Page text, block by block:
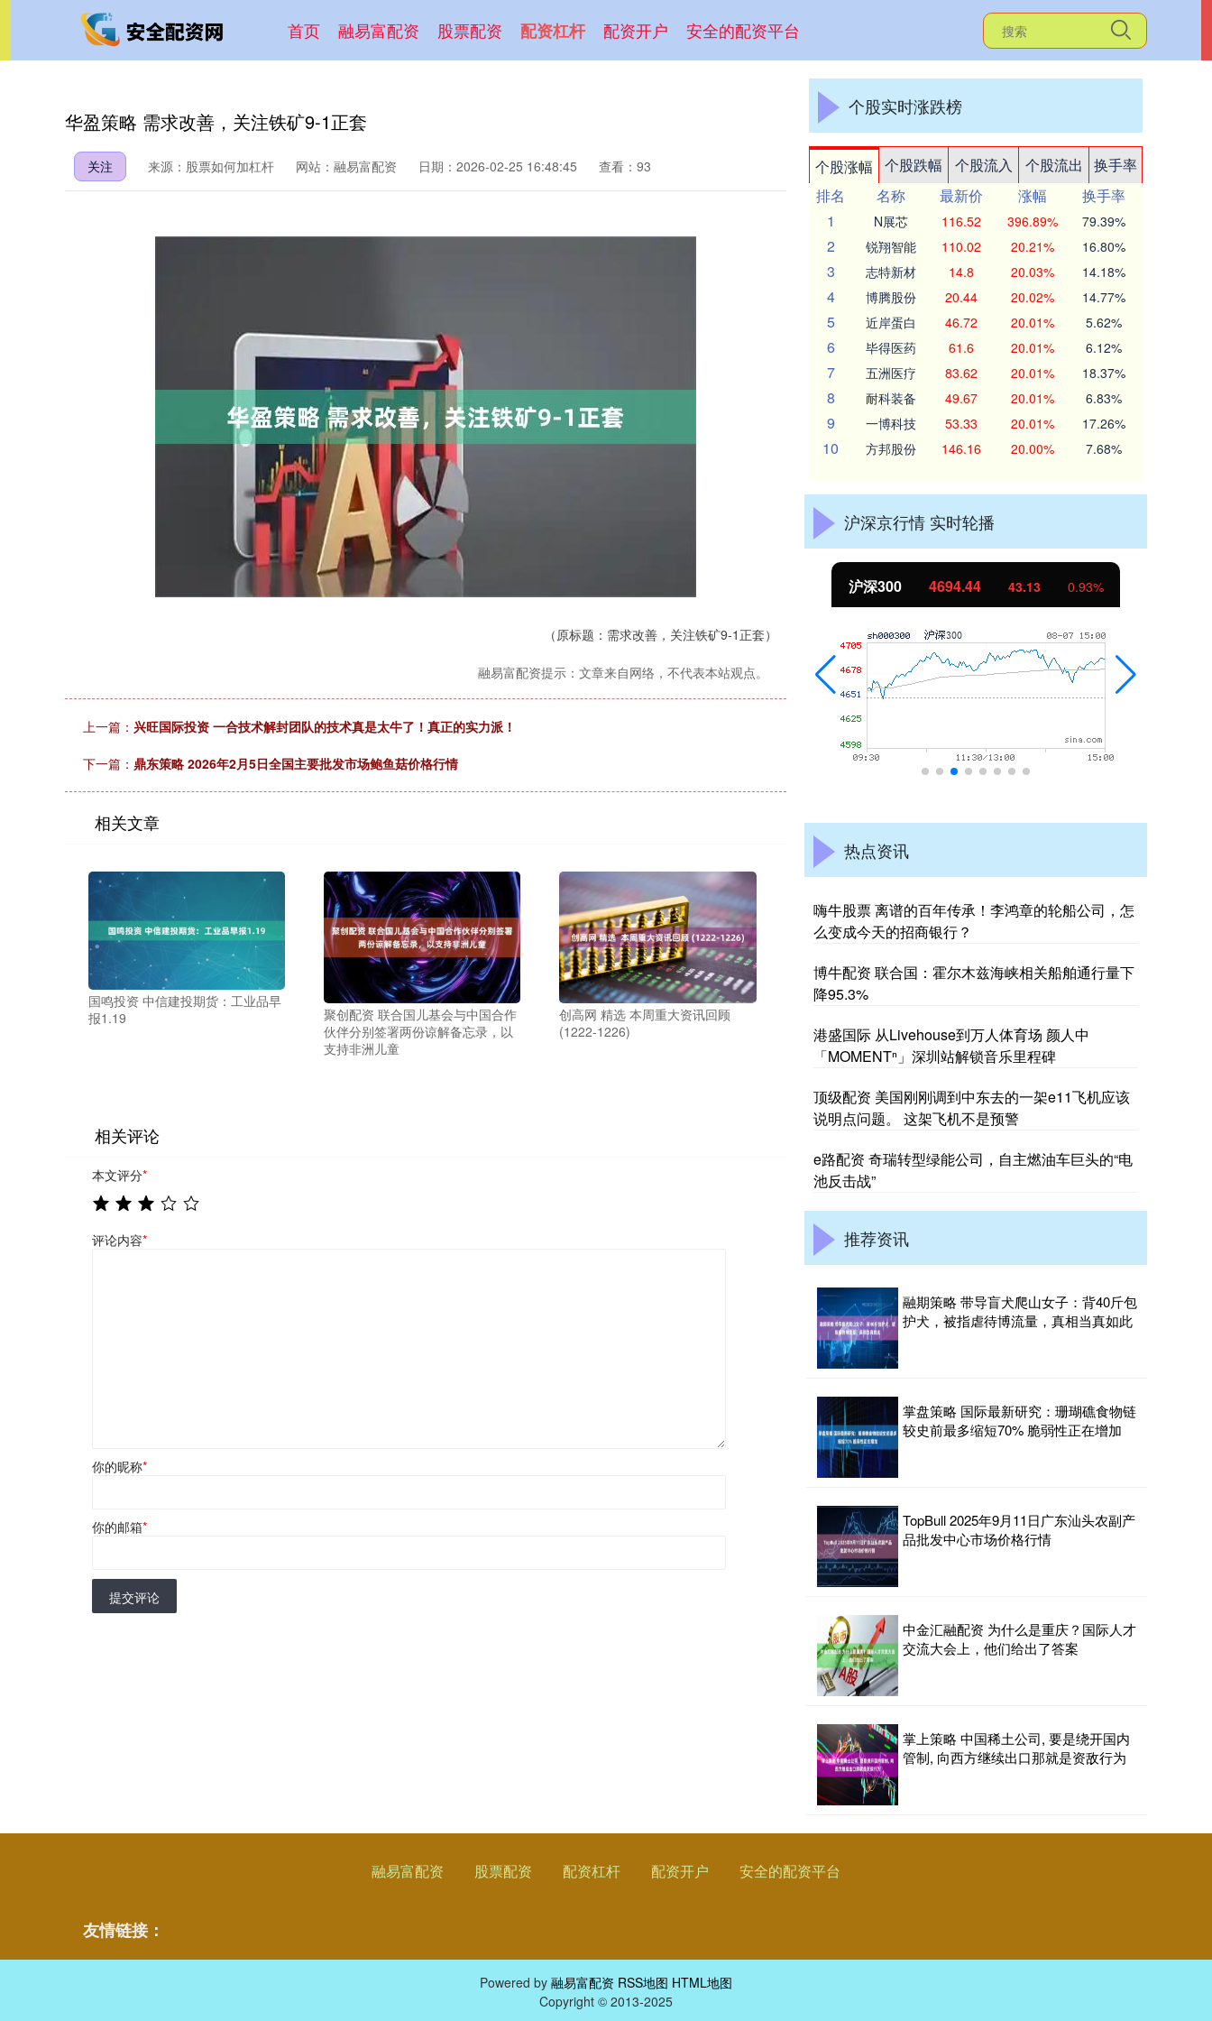
首页 融易富配资 股票配资 配资杠杆 配资开户 安全的配资平台
华盈策略 需求改善，关注铁矿9-1正套
关注 来源：股票如何加杠杆 网站：融易富配资 日期：2026-02-25 16:48:45 查看：93
（原标题：需求改善，关注铁矿9-1正套）
融易富配资提示：文章来自网络，不代表本站观点。
上一篇： 兴旺国际投资 一合技术解封团队的技术真是太牛了！真正的实力派！
下一篇： 鼎东策略 2026年2月5日全国主要批发市场鲍鱼菇价格行情
相关文章
国鸣投资 中信建投期货：工业品早
报1.19
聚创配资 联合国儿基会与中国合作
伙伴分别签署两份谅解备忘录，以
支持非洲儿童
创高网 精选 本周重大资讯回顾
(1222-1226)
相关评论
本文评分*
评论内容*
你的昵称*
你的邮箱*
提交评论
个股实时涨跌榜
个股涨幅 个股跌幅 个股流入 个股流出
换手率
排名
名称 最新价 涨幅
换手率
1
N展芯 116.52 396.89% 79.39%
2 锐翔智能 110.02 20.21% 16.80%
3 志特新材 14.8 20.03% 14.18%
4 博腾股份 20.44 20.02% 14.77%
5 近岸蛋白 46.72 20.01% 5.62%
6 毕得医药 61.6 20.01% 6.12%
7 五洲医疗 83.62 20.01% 18.37%
8 耐科装备 49.67 20.01% 6.83%
9 一博科技 53.33 20.01% 17.26%
10 方邦股份 146.16 20.00% 7.68%
沪深京行情 实时轮播
200.89 北证50 1134.24 11.37 1.01%
热点资讯
嗨牛股票 离谱的百年传承！李鸿章的轮船公司，怎
么变成今天的招商银行？
博牛配资 联合国：霍尔木兹海峡相关船舶通行量下
降95.3%
港盛国际 从Livehouse到万人体育场 颜人中
「MOMENTⁿ」深圳站解锁音乐里程碑
顶级配资 美国刚刚调到中东去的一架e11飞机应该
说明点问题。 这架飞机不是预警
e路配资 奇瑞转型绿能公司，自主燃油车巨头的“电
池反击战”
推荐资讯
融期策略 带导盲犬爬山女子：背40斤包
护犬，被指虐待博流量，真相当真如此
掌盘策略 国际最新研究：珊瑚礁食物链
较史前最多缩短70% 脆弱性正在增加
TopBull 2025年9月11日广东汕头农副产
品批发中心市场价格行情
中金汇融配资 为什么是重庆？国际人才
交流大会上，他们给出了答案
掌上策略 中国稀土公司, 要是绕开国内
管制, 向西方继续出口那就是资敌行为
融易富配资 股票配资 配资杠杆 配资开户 安全的配资平台
友情链接：
Powered by 融易富配资 RSS地图 HTML地图
Copyright © 2013-2025